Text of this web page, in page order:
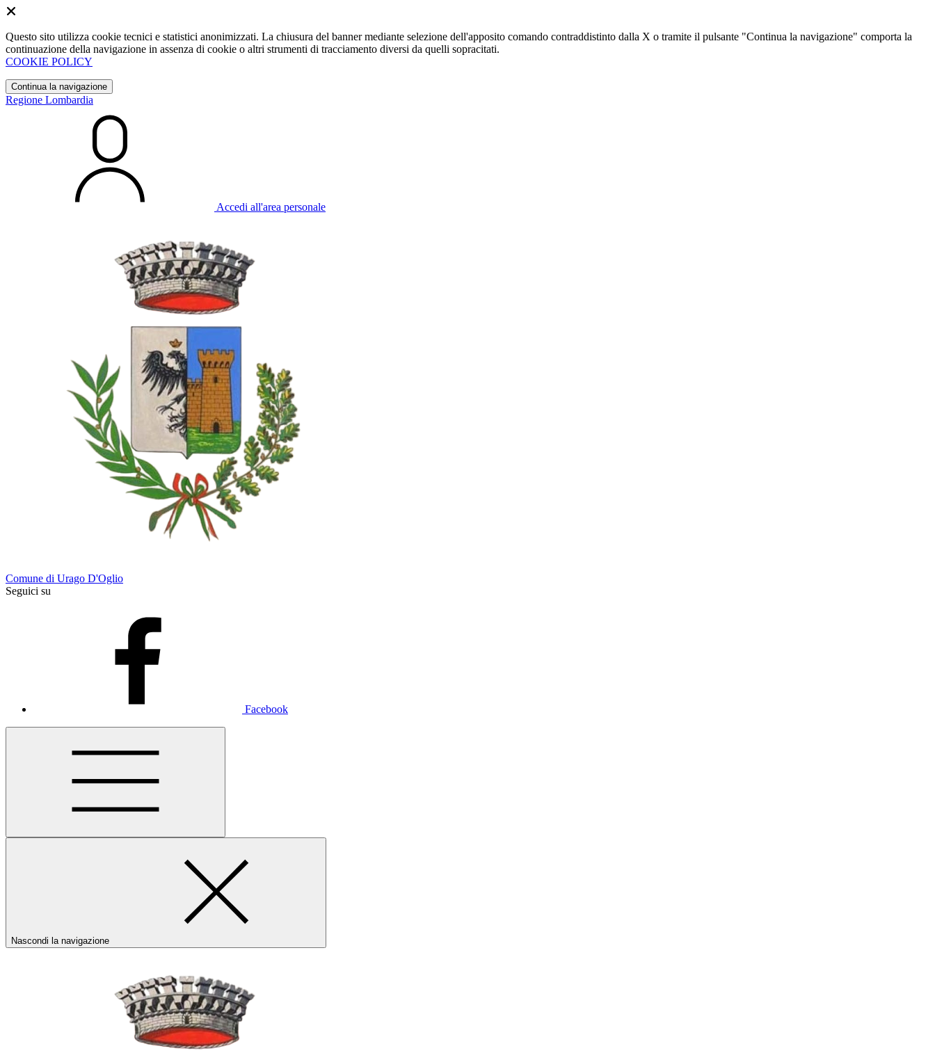
Questo sito utilizza cookie tecnici e statistici anonimizzati. La chiusura del banner mediante selezione dell'apposito comando contraddistinto dalla X o tramite il pulsante "Continua la navigazione" comporta la
continuazione della navigazione in assenza di cookie o altri strumenti di tracciamento diversi da quelli sopracitati.
COOKIE POLICY
Continua la navigazione
Regione Lombardia
Accedi all'area personale
Comune di Urago D'Oglio
Seguici su
Facebook
Nascondi la navigazione